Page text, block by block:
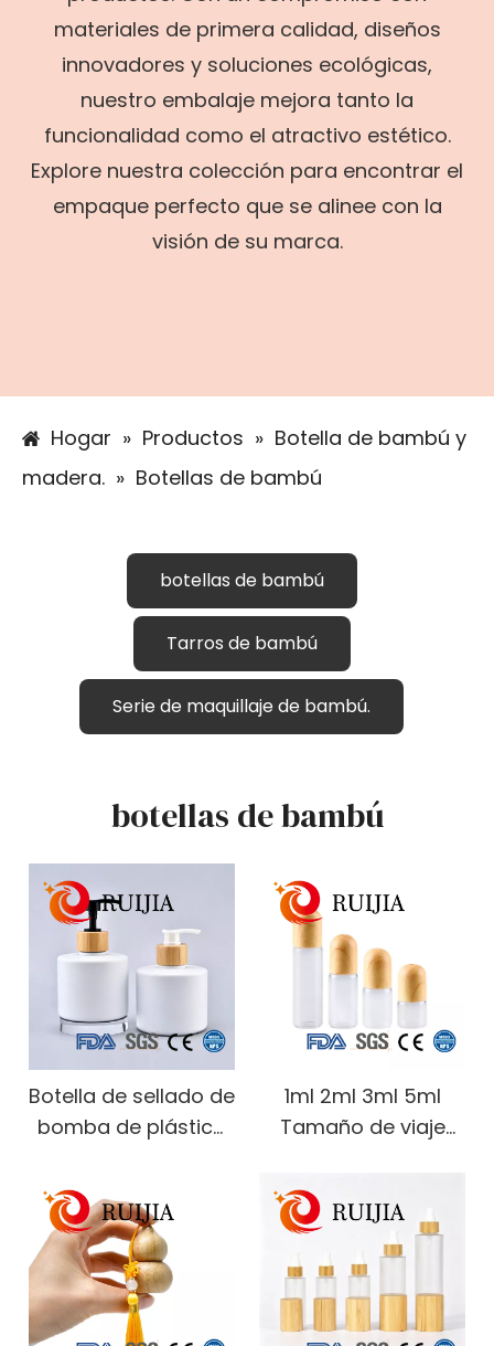
materiales de primera calidad, diseños
innovadores y soluciones ecológicas,
nuestro embalaje mejora tanto la
funcionalidad como el atractivo estético.
Explore nuestra colección para encontrar el
empaque perfecto que se alinee con la
visión de su marca.
Hogar » Productos » Botella de bambú y
madera. » Botellas de bambú
botellas de bambú
Tarros de bambú
Serie de maquillaje de bambú.
botellas de bambú
Botella de sellado de
bomba de plástico
personalizada de
300 ml para loción
corporal, gel de
ducha para gel de
ducha, embalaje de
1ml 2ml 3ml 5ml
Tamaño de viaje
Aromaterapia
Fragancia Líquido
Botella de rodillo de
vidrio transparente
con tapa de plástico